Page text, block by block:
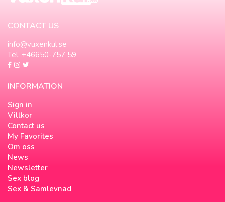
CONTACT US
info@vuxenkul.se
Tel. +46650-757 59
INFORMATION
Sign in
Villkor
Contact us
My Favorites
Om oss
News
Newsletter
Sex blog
Sex & Samlevnad